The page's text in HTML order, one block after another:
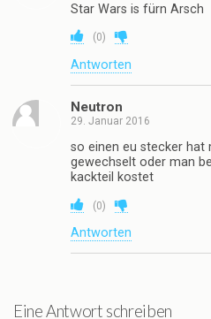
Star Wars is fürn Arsch
(0)
Antworten
Neutron
29. Januar 2016
so einen eu stecker hat
gewechselt oder man
kackteil kostet
(0)
Antworten
Eine Antwort schreiben